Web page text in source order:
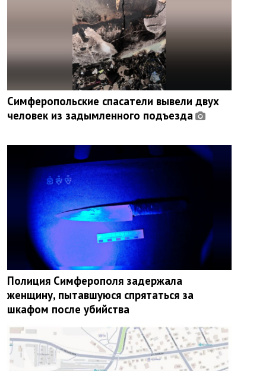
Симферопольские спасатели вывели двух
человек из задымленного подъезда
Полиция Симферополя задержала
женщину, пытавшуюся спрятаться за
шкафом после убийства